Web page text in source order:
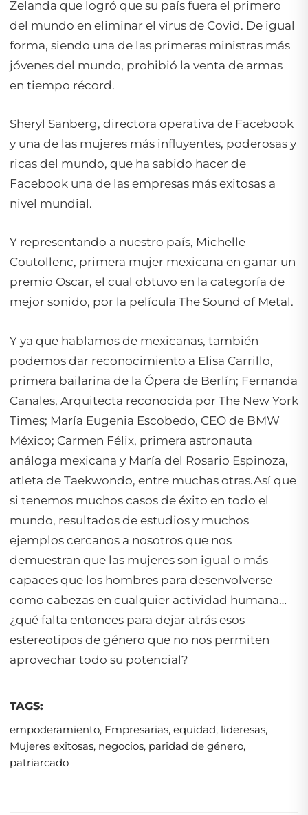
Zelanda que logró que su país fuera el primero
del mundo en eliminar el virus de Covid. De igual
forma, siendo una de las primeras ministras más
jóvenes del mundo, prohibió la venta de armas
en tiempo récord.
Sheryl Sanberg, directora operativa de Facebook
y una de las mujeres más influyentes, poderosas y
ricas del mundo, que ha sabido hacer de
Facebook una de las empresas más exitosas a
nivel mundial.
Y representando a nuestro país, Michelle
Coutollenc, primera mujer mexicana en ganar un
premio Oscar, el cual obtuvo en la categoría de
mejor sonido, por la película The Sound of Metal.
Y ya que hablamos de mexicanas, también
podemos dar reconocimiento a Elisa Carrillo,
primera bailarina de la Ópera de Berlín; Fernanda
Canales, Arquitecta reconocida por The New York
Times; María Eugenia Escobedo, CEO de BMW
México; Carmen Félix, primera astronauta
análoga mexicana y María del Rosario Espinoza,
atleta de Taekwondo, entre muchas otras.Así que
si tenemos muchos casos de éxito en todo el
mundo, resultados de estudios y muchos
ejemplos cercanos a nosotros que nos
demuestran que las mujeres son igual o más
capaces que los hombres para desenvolverse
como cabezas en cualquier actividad humana…
¿qué falta entonces para dejar atrás esos
estereotipos de género que no nos permiten
aprovechar todo su potencial?
TAGS:
empoderamiento, Empresarias, equidad, lideresas,
Mujeres exitosas, negocios, paridad de género,
patriarcado